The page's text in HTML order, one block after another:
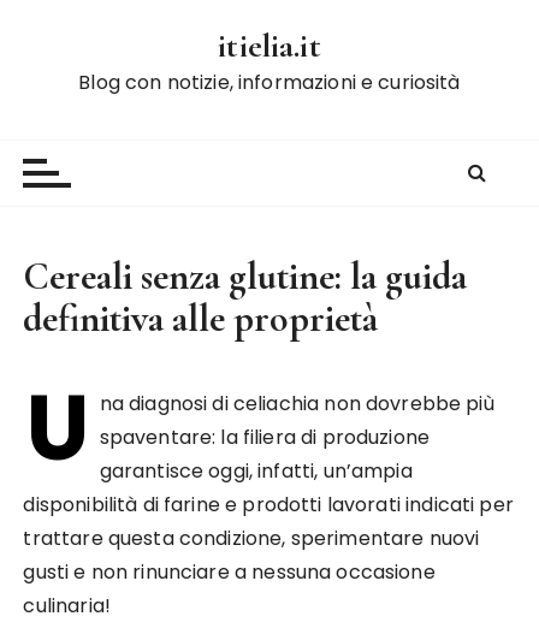
itielia.it
Blog con notizie, informazioni e curiosità
Cereali senza glutine: la guida
definitiva alle proprietà
U
na diagnosi di celiachia non dovrebbe più
spaventare: la filiera di produzione
garantisce oggi, infatti, un’ampia
disponibilità di farine e prodotti lavorati indicati per
trattare questa condizione, sperimentare nuovi
gusti e non rinunciare a nessuna occasione
culinaria!